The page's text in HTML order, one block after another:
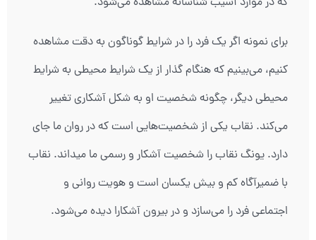
برای نمونه اگر یک فرد را در شرایط گوناگون به دقت مشاهده
کنیم، می‌بینیم که هنگام گذار از یک شرایط محیطی به شرایط
محیطی دیگر، چگونه شخصیت او به شکل آشکاری تغییر
می‌کند. نقاب یکی از شخصیت‌هایی است که در روان ما جای
دارد. یونگ نقاب را شخصیت آشکار و رسمی ما می‏داند. نقاب
با ضمیرآگاه کم و بیش یکسان است و هویت روانی و
اجتماعی فرد را می‌سازد و در بیرون آشکارا دیده می‌شود.